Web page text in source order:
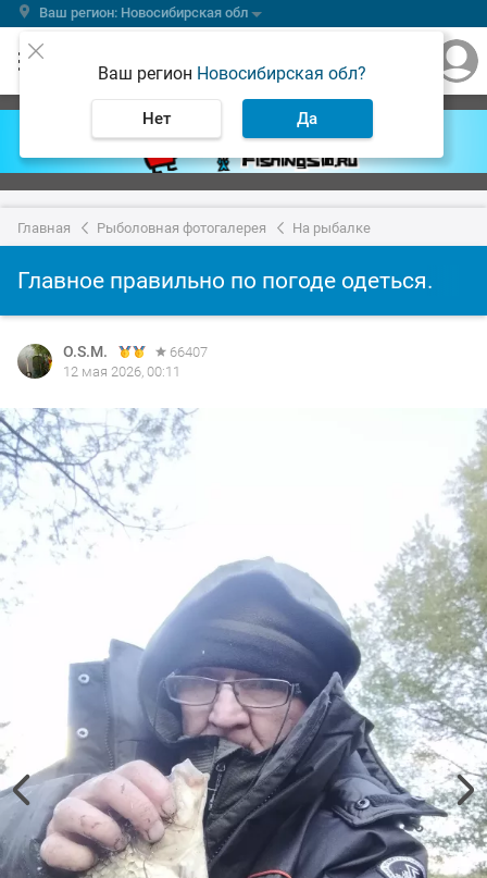
Ваш регион: Новосибирская обл
Ваш регион Новосибирская обл?
Нет Да
Главная Рыболовная фотогалерея На рыбалке
Главное правильно по погоде одеться.
O.S.M.
66407
12 мая 2026, 00:11